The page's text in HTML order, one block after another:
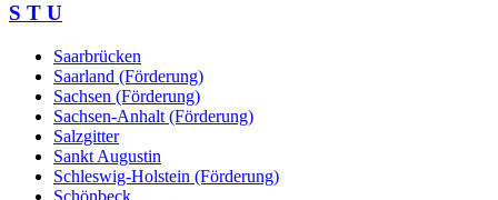
S T U
Saarbrücken
Saarland (Förderung)
Sachsen (Förderung)
Sachsen-Anhalt (Förderung)
Salzgitter
Sankt Augustin
Schleswig-Holstein (Förderung)